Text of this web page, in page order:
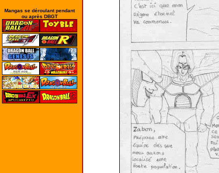
Mangas se déroulant pendant
ou après DBGT